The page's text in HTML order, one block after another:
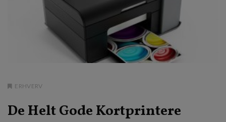
ERHVERV
De Helt Gode Kortprintere